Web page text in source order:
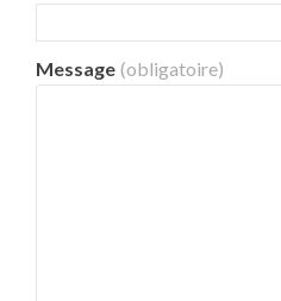
Message (obligatoire)